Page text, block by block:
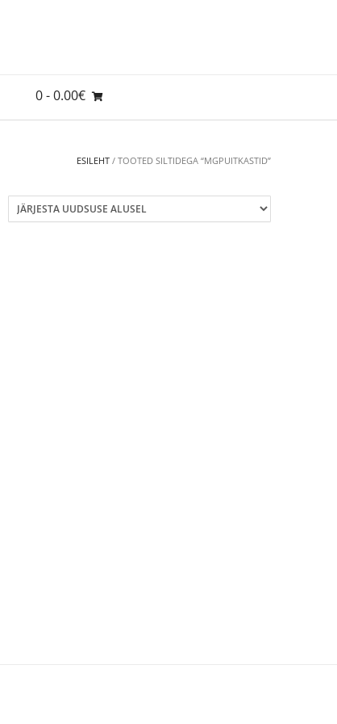
0- 0.00€
ESILEHT / TOOTED SILTIDEGA “MGPUITKASTID”